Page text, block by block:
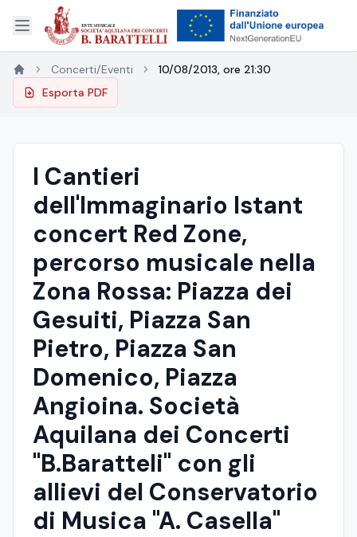
Concerti/Eventi
10/08/2013, ore 21:30
Esporta PDF
I Cantieri
dell'Immaginario Istant
concert Red Zone,
percorso musicale nella
Zona Rossa: Piazza dei
Gesuiti, Piazza San
Pietro, Piazza San
Domenico, Piazza
Angioina. Società
Aquilana dei Concerti
"B.Baratteli" con gli
allievi del Conservatorio
di Musica "A. Casella"